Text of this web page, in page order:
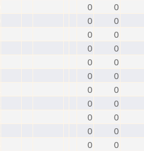
0
0
0
0
0
0
0
0
0
0
0
0
0
0
0
0
0
0
0
0
0
0